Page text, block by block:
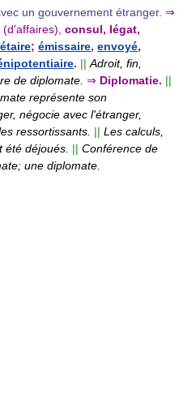
un gouvernement étranger. ⇒
(d'affaires), consul, légat,
; émissaire, envoyé,
. || Adroit, fin,
de diplomate. ⇒ Diplomatie. ||
représente son
négocie avec l'étranger,
ressortissants. || Les calculs,
été déjoués. || Conférence de
une diplomate.